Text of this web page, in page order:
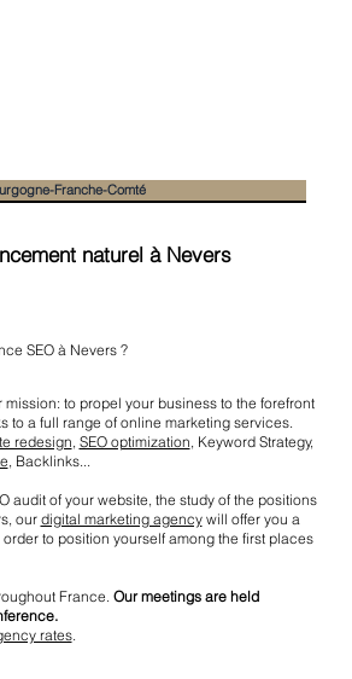
naturel à Nevers
SEO à Nevers ?
to propel your business to the forefront
to a full range of online marketing services.
redesign, SEO optimization, Keyword Strategy,
, Backlinks...
audit of your website, the study of the positions
our digital marketing agencywill offer you a
to position yourself among the first places
France. Our meetings are held
rates.
Franche-Comté